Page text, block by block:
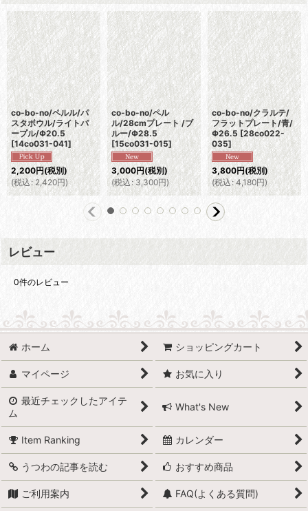
co-bo-no/ペルル/パ
スタボウル/ライトパ
ープル/Φ20.5
[14co031-041]
2,200円(税別)
(税込 : 2,420円)
co-bo-no/ペル
ル/28cmプレート /ブ
ルー/Φ28.5
[15co031-015]
3,000円(税別)
(税込 : 3,300円)
co-bo-no/クラルテ/
フラットプレート/青/
Φ26.5 [28co022-
035]
3,800円(税別)
(税込: 4,180円)
レビュー
0件のレビュー
ホーム ショッピングカート
マイページ お気に入り
最近チェックしたアイテ
ム
What's New
Item Ranking カレンダー
うつわの記事を読む おすすめ商品
ご利用案内 FAQ(よくある質問)